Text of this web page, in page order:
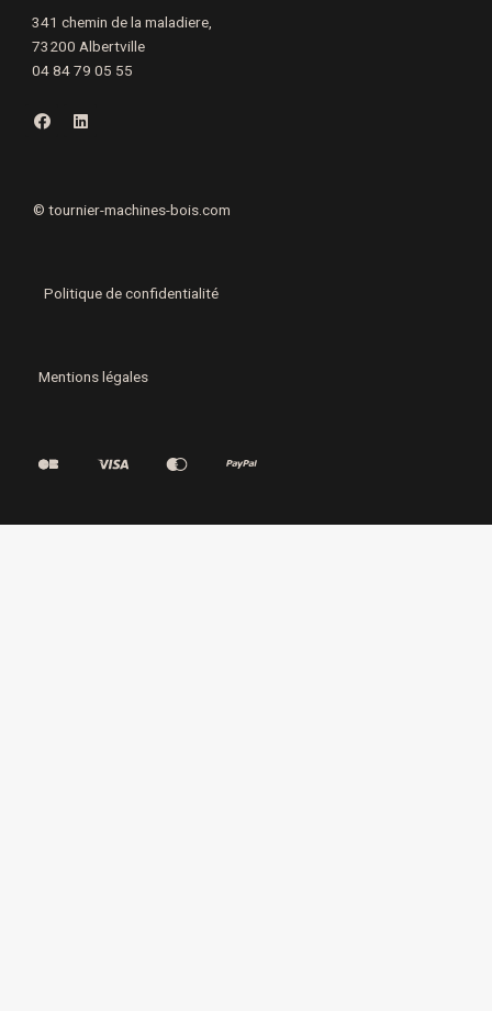
341 chemin de la maladiere,
73200 Albertville
04 84 79 05 55
F
a
o
L
i
i
© tournier-machines-bois.com
Politique de confidentialité
Mentions légales